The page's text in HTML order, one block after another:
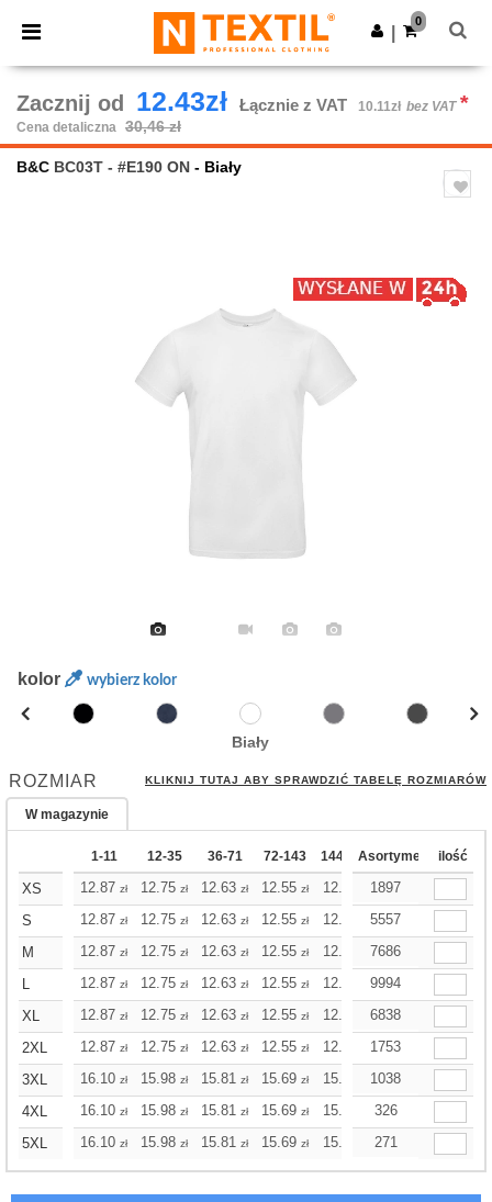
× Aplikacja Ntextil
Lepsze ceny w aplikacji!
Pobierz app
0
Zacznij od 12.43zł Łącznie z VAT 10.11zł bez VAT *
Cena detaliczna 30,46 zł
B&C BC03T - #E190 ON - Biały
kolor wybierz kolor
Biały
ROZMIAR KLIKNIJ TUTAJ ABY SPRAWDZIĆ TABELĘ ROZMIARÓW
W magazynie
1-11 12-35 36-71 72-143 144-287 288 Dodaj
Asortyment ilość
XS 12.87 zł 12.75 zł 12.63 zł 12.55 zł 12.43 12.43
1897
S
12.87 zł 12.75 zł 12.63 zł 12.55 zł 12.43 12.43
5557
M
12.87 zł 12.75 zł 12.63 zł 12.55 zł 12.43 12.43
7686
L
12.87 zł 12.75 zł 12.63 zł 12.55 zł 12.43 12.43
9994
XL
12.87 zł 12.75 zł 12.63 zł 12.55 zł 12.43 12.43
6838
2XL
12.87 zł 12.75 zł 12.63 zł 12.55 zł 12.43 12.43
1753
3XL
16.10 zł 15.98 zł 15.81 zł 15.69 zł 15.53 15.53
1038
4XL
16.10 zł 15.98 zł 15.81 zł 15.69 zł 15.53 15.53
326
5XL
16.10 zł 15.98 zł 15.81 zł 15.69 zł 15.53 15.53
271